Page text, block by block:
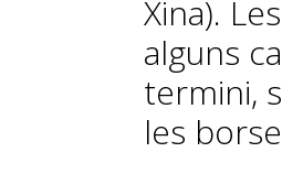
Xina).
alguns
termini,
les